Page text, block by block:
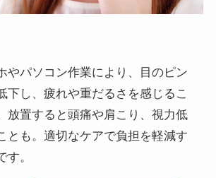
やパソコン作業により、目のピン
下し、疲れや重だるさを感じるこ
放置すると頭痛や肩こり、視力低
とも。適切なケアで負担を軽減す
す。